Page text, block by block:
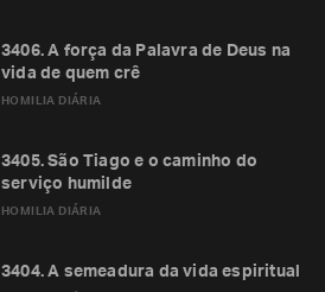
HOMILIA DIÁRIA
3406. A força da Palavra de Deus na
vida de quem crê
HOMILIA DIÁRIA
3405. São Tiago e o caminho do
serviço humilde
3404. A semeadura da vida espiritual